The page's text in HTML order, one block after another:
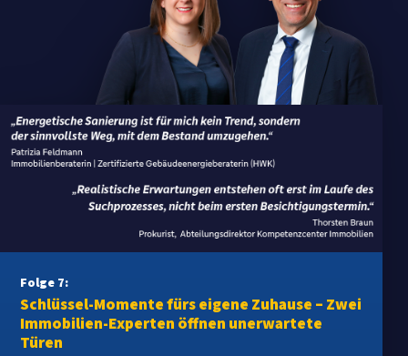
Folge 7:
Schlüssel-Momente fürs eigene Zuhause – Zwei
Immobilien-Experten öffnen unerwartete
Türen